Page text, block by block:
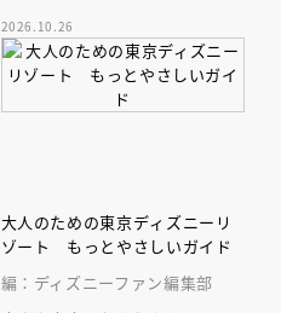
東京ディズニーランドの最新情
報をお届け！
2026.10.26
大人のための東京ディズニーリ
ゾート もっとやさしいガイド
編：ディズニーファン編集部